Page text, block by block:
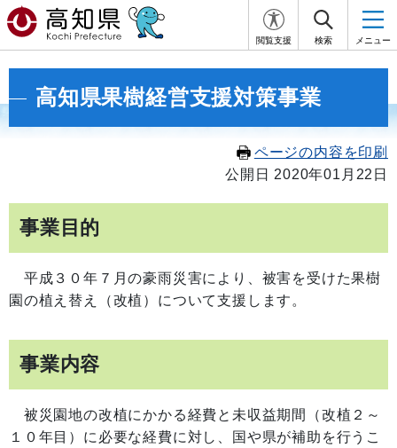
閲覧支援 検索 メニュー
高知県果樹経営支援対策事業
ページの内容を印刷
公開日 2020年01月22日
事業目的
平成３０年７月の豪雨災害により、被害を受けた果樹
園の植え替え（改植）について支援します。
事業内容
被災園地の改植にかかる経費と未収益期間（改植２～
１０年目）に必要な経費に対し、国や県が補助を行うこ